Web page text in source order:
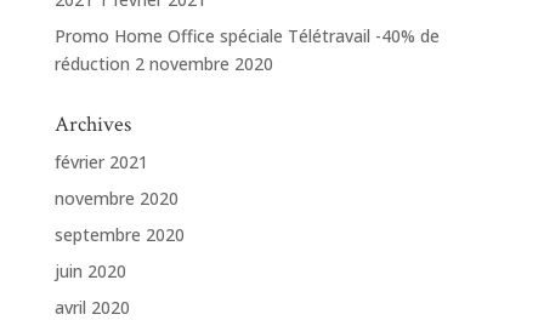
Promo Home Office spéciale Télétravail -40% de
réduction 2 novembre 2020
Archives
février 2021
novembre 2020
septembre 2020
juin 2020
avril 2020